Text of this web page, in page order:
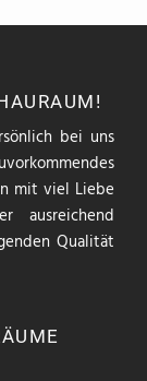
bei uns
mit viel Liebe
ausreichend
Qualität